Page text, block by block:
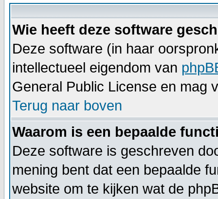
Wie heeft deze software
Deze software (in haar
intellectueel eigendom van
General Public License en mag
Terug naar boven
Waarom is een bepaalde
Deze software is geschreven
mening bent dat een bepaalde
website om te kijken wat de